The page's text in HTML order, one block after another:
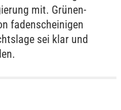
mit. Grünen-
fadenscheinigen
sei klar und